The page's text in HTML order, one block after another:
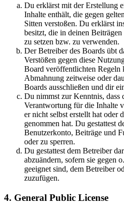
Du erklärst mit der Erstellung
Inhalte enthält, die gegen
Sitten verstoßen. Du erklärst
besitzt, die in deinen
zu setzen bzw. zu verwenden.
Der Betreiber des Boards übt
Verstößen gegen diese
Board veröffentlichten Regeln
Abmahnung zeitweise oder
Boards ausschließen und dir
Du nimmst zur Kenntnis, dass
Verantwortung für die Inhalte
er nicht selbst erstellt hat oder
genommen hat. Du gestattest
Benutzerkonto, Beiträge und
oder zu sperren.
Du gestattest dem Betreiber
abzuändern, sofern sie gegen
geeignet sind, dem Betreiber
zuzufügen.
4. General Public License